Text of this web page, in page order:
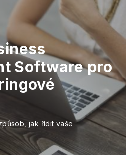
Software pro
jak řídit vaše